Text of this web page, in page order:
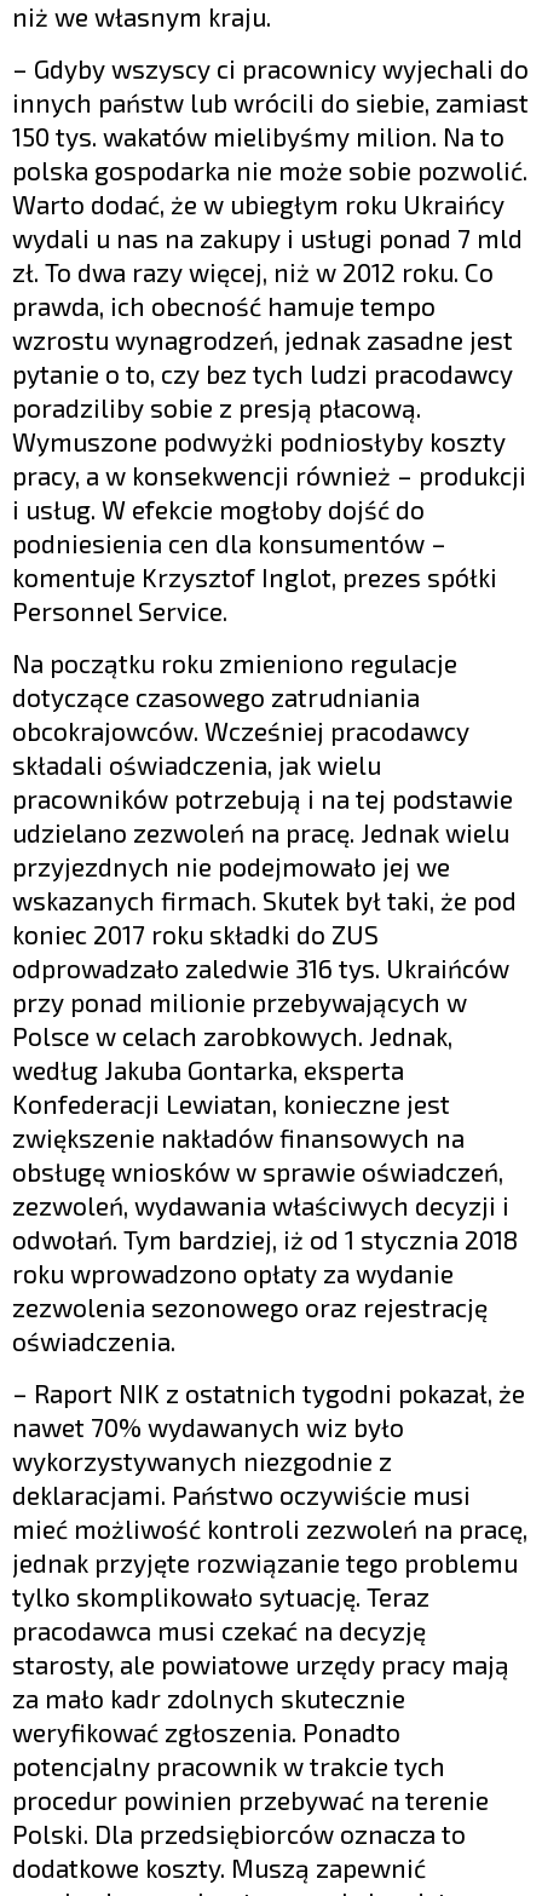
niż we własnym kraju.
– Gdyby wszyscy ci pracownicy wyjechali do
innych państw lub wrócili do siebie, zamiast
150 tys. wakatów mielibyśmy milion. Na to
polska gospodarka nie może sobie pozwolić.
Warto dodać, że w ubiegłym roku Ukraińcy
wydali u nas na zakupy i usługi ponad 7 mld
zł. To dwa razy więcej, niż w 2012 roku. Co
prawda, ich obecność hamuje tempo
wzrostu wynagrodzeń, jednak zasadne jest
pytanie o to, czy bez tych ludzi pracodawcy
poradziliby sobie z presją płacową.
Wymuszone podwyżki podniosłyby koszty
pracy, a w konsekwencji również – produkcji
i usług. W efekcie mogłoby dojść do
podniesienia cen dla konsumentów –
komentuje Krzysztof Inglot, prezes spółki
Personnel Service.
Na początku roku zmieniono regulacje
dotyczące czasowego zatrudniania
obcokrajowców. Wcześniej pracodawcy
składali oświadczenia, jak wielu
pracowników potrzebują i na tej podstawie
udzielano zezwoleń na pracę. Jednak wielu
przyjezdnych nie podejmowało jej we
wskazanych firmach. Skutek był taki, że pod
koniec 2017 roku składki do ZUS
odprowadzało zaledwie 316 tys. Ukraińców
przy ponad milionie przebywających w
Polsce w celach zarobkowych. Jednak,
według Jakuba Gontarka, eksperta
Konfederacji Lewiatan, konieczne jest
zwiększenie nakładów finansowych na
obsługę wniosków w sprawie oświadczeń,
zezwoleń, wydawania właściwych decyzji i
odwołań. Tym bardziej, iż od 1 stycznia 2018
roku wprowadzono opłaty za wydanie
zezwolenia sezonowego oraz rejestrację
oświadczenia.
– Raport NIK z ostatnich tygodni pokazał, że
nawet 70% wydawanych wiz było
wykorzystywanych niezgodnie z
deklaracjami. Państwo oczywiście musi
mieć możliwość kontroli zezwoleń na pracę,
jednak przyjęte rozwiązanie tego problemu
tylko skomplikowało sytuację. Teraz
pracodawca musi czekać na decyzję
starosty, ale powiatowe urzędy pracy mają
za mało kadr zdolnych skutecznie
weryfikować zgłoszenia. Ponadto
potencjalny pracownik w trakcie tych
procedur powinien przebywać na terenie
Polski. Dla przedsiębiorców oznacza to
dodatkowe koszty. Muszą zapewnić